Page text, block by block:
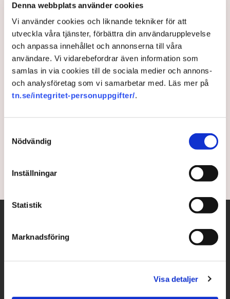
Denna webbplats använder cookies
Vi använder cookies och liknande tekniker för att
utveckla våra tjänster, förbättra din användarupplevelse
och anpassa innehållet och annonserna till våra
användare. Vi vidarebefordrar även information som
samlas in via cookies till de sociala medier och annons-
och analysföretag som vi samarbetar med. Läs mer på
tn.se/integritet-personuppgifter/.
Nödvändig
Inställningar
Statistik
Marknadsföring
Visa detaljer
Islands regering avgår –
Islands regering avgår och nyval utlyses i november
enligt landets statsminister.
1 year ago |